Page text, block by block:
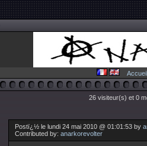
Accueil
26 visiteur(s) et 0
Postï¿½ le lundi 24 mai 2010 @ 01:01:53 by
Contributed by: anarkorevolter